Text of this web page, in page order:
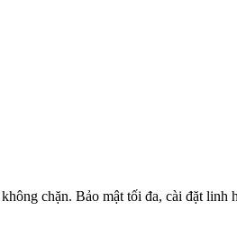
chặn. Bảo mật tối đa, cài đặt linh